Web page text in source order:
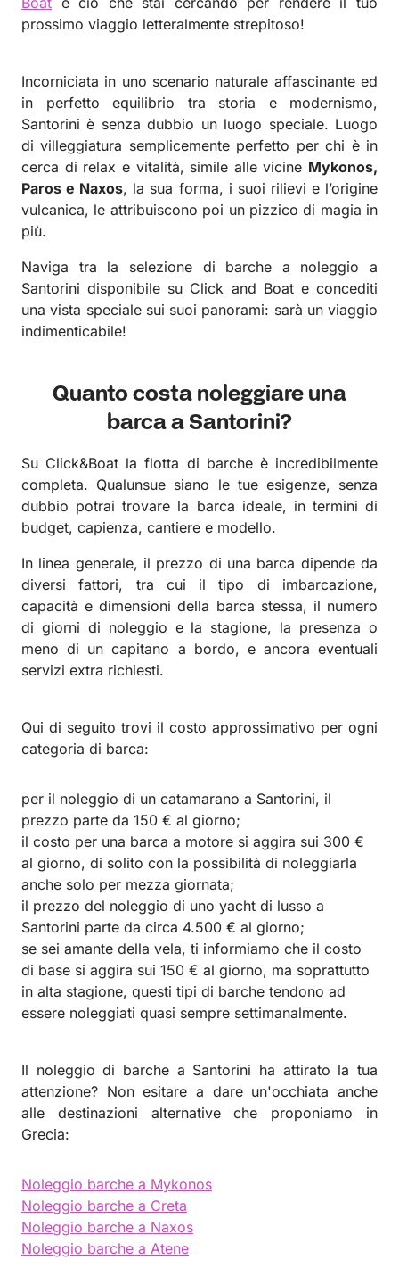
prossimo viaggio letteralmente strepitoso!
Incorniciata in uno scenario naturale affascinante ed
in perfetto equilibrio tra storia e modernismo,
Santorini è senza dubbio un luogo speciale. Luogo
di villeggiatura semplicemente perfetto per chi è in
cerca di relax e vitalità, simile alle vicine Mykonos,
Paros e Naxos, la sua forma, i suoi rilievi e l’origine
vulcanica, le attribuiscono poi un pizzico di magia in
più.
Naviga tra la selezione di barche a noleggio a
Santorini disponibile su Click and Boat e concediti
una vista speciale sui suoi panorami: sarà un viaggio
indimenticabile!
Quanto costa noleggiare una
barca a Santorini?
Su Click&Boat la flotta di barche è incredibilmente
completa. Qualunsue siano le tue esigenze, senza
dubbio potrai trovare la barca ideale, in termini di
budget, capienza, cantiere e modello.
In linea generale, il prezzo di una barca dipende da
diversi fattori, tra cui il tipo di imbarcazione,
capacità e dimensioni della barca stessa, il numero
di giorni di noleggio e la stagione, la presenza o
meno di un capitano a bordo, e ancora eventuali
servizi extra richiesti.
Qui di seguito trovi il costo approssimativo per ogni
categoria di barca:
per il noleggio di un catamarano a Santorini, il
prezzo parte da 150 € al giorno;
il costo per una barca a motore si aggira sui 300 €
al giorno, di solito con la possibilità di noleggiarla
anche solo per mezza giornata;
il prezzo del noleggio di uno yacht di lusso a
Santorini parte da circa 4.500 € al giorno;
se sei amante della vela, ti informiamo che il costo
di base si aggira sui 150 € al giorno, ma soprattutto
in alta stagione, questi tipi di barche tendono ad
essere noleggiati quasi sempre settimanalmente.
Il noleggio di barche a Santorini ha attirato la tua
attenzione? Non esitare a dare un'occhiata anche
alle destinazioni alternative che proponiamo in
Grecia:
Noleggio barche a Mykonos
Noleggio barche a Creta
Noleggio barche a Naxos
Noleggio barche a Atene